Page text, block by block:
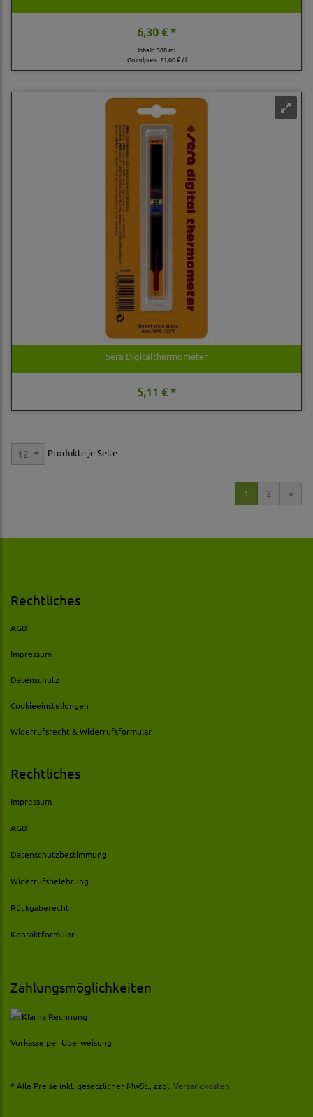
6,30 € *
Inhalt: 300 ml
Grundpreis:21,00 € / l
Sera Digitalthermometer
5,11 € *
12 Produkte je Seite
1 2 »
Rechtliches
AGB
Impressum
Datenschutz
Cookieeinstellungen
Widerrufsrecht & Widerrufsformular
Rechtliches
Impressum
AGB
Datenschutzbestimmung
Widerrufsbelehrung
Rückgaberecht
Kontaktformular
Zahlungsmöglichkeiten
Vorkasse per Überweisung
* Alle Preise inkl. gesetzlicher MwSt., zzgl. Versandkosten